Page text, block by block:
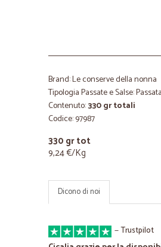
Brand: Le conserve della nonna
Tipologia Passate e Salse: Passata
Contenuto:330 gr totali
Codice: 97987
330 gr tot
9,24 €/Kg
Dicono di noi
—Trustpilot